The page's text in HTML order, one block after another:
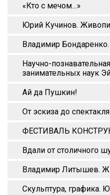
«Кто с мечом…»
Юрий Кучинов.
Владимир
Научно-
занимательных наук
Ай да Пушкин!
От эскиза до спектакля
ФЕСТИВАЛЬ
Вдали от столичного
Владимир Литышев.
Скульптура, графика.